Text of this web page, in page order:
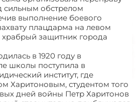
сильным обстрелом
выполнение боевого
плацдарма на левом
храбрый защитник города
в 1920 году в
школы поступила в
институт, где
Харитоновым, студентом того
дней войны Петр Харитонов